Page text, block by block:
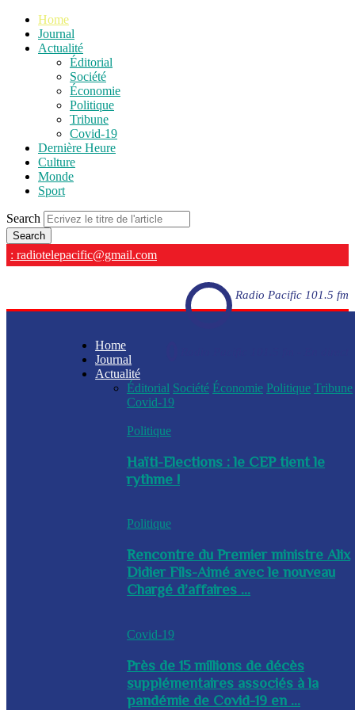
Home
Journal
Actualité
Éditorial
Société
Économie
Politique
Tribune
Covid-19
Dernière Heure
Culture
Monde
Sport
Search
: radiotelepacific@gmail.com
Radio Pacific 101.5 fm
Home
Journal
Actualité
Éditorial Société Économie Politique Tribune
Covid-19
Politique
Haïti-Elections : le CEP tient le
rythme !
Politique
Rencontre du Premier ministre Alix
Didier Fils-Aimé avec le nouveau
Chargé d’affaires ...
Covid-19
Près de 15 millions de décès
supplémentaires associés à la
pandémie de Covid-19 en ...